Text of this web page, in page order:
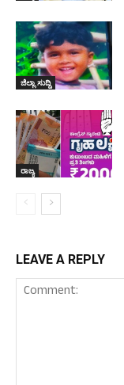
ಜಿಲ್ಲಾ ಸುದ್ದಿ
ರಾಜ್ಯ
LEAVE A REPLY